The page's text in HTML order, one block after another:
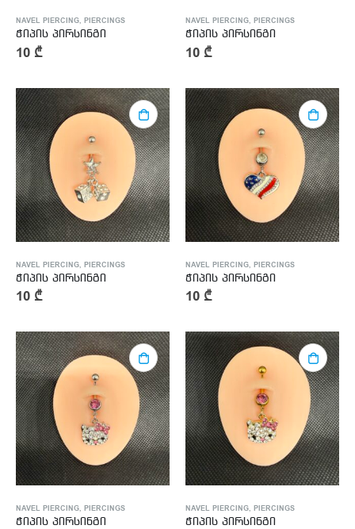
NAVEL PIERCING, PIERCINGS
ჭიპის პირსინგი
10 ₾
NAVEL PIERCING, PIERCINGS
ჭიპის პირსინგი
10 ₾
NAVEL PIERCING, PIERCINGS
ჭიპის პირსინგი
10 ₾
NAVEL PIERCING, PIERCINGS
ჭიპის პირსინგი
10 ₾
NAVEL PIERCING, PIERCINGS
ჭიპის პირსინგი
NAVEL PIERCING, PIERCINGS
ჭიპის პირსინგი